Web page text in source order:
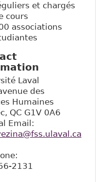
et chargés
cours
associations
Laval
des
Humaines
, QC G1V 0A6
Email:
2131